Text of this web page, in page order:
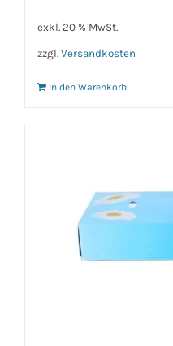
exkl. 20 % MwSt.
zzgl. Versandkosten
In den Warenkorb